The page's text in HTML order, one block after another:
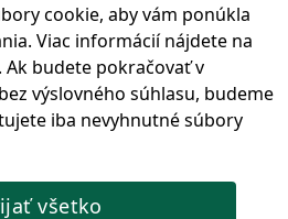
cookie, aby vám ponúkla
Viac informácií nájdete na
. Ak budete pokračovať v
výslovného súhlasu, budeme
iba nevyhnutné súbory
všetko
4, 831 06 Bratislava - m. č.